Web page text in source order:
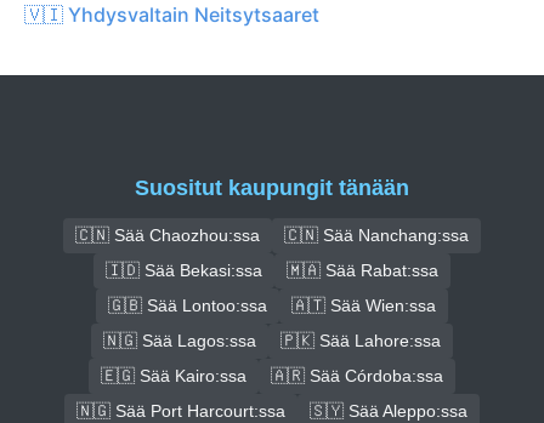
🇻🇮 Yhdysvaltain Neitsytsaaret
Suositut kaupungit tänään
🇨🇳 Sää Chaozhou:ssa
🇨🇳 Sää Nanchang:ssa
🇮🇩 Sää Bekasi:ssa
🇲🇦 Sää Rabat:ssa
🇬🇧 Sää Lontoo:ssa
🇦🇹 Sää Wien:ssa
🇳🇬 Sää Lagos:ssa
🇵🇰 Sää Lahore:ssa
🇪🇬 Sää Kairo:ssa
🇦🇷 Sää Córdoba:ssa
🇳🇬 Sää Port Harcourt:ssa
🇸🇾 Sää Aleppo:ssa